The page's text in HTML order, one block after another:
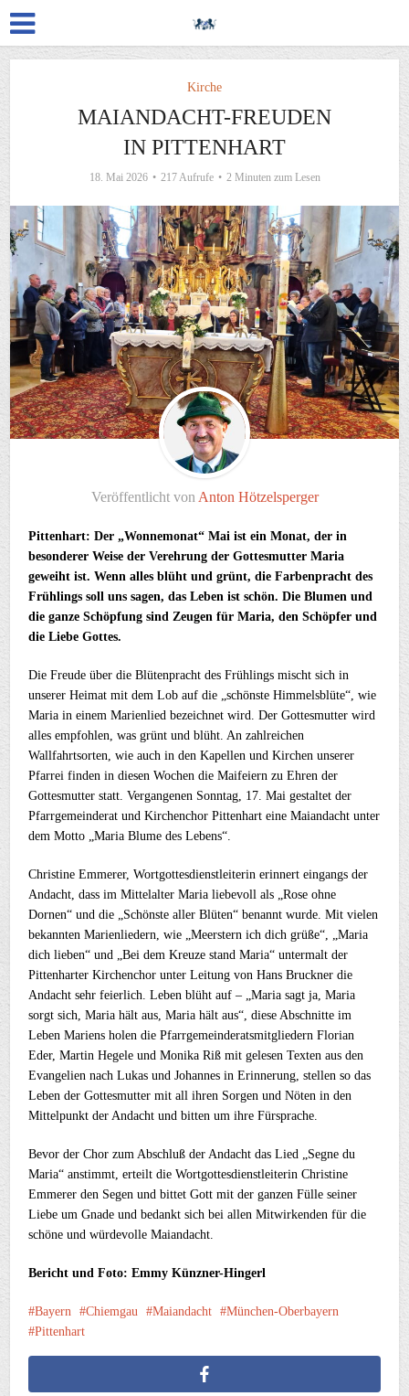
Kirche
MAIANDACHT-FREUDEN
IN PITTENHART
18. Mai 2026 217 Aufrufe 2 Minuten zum Lesen
Veröffentlicht vonAnton Hötzelsperger
Pittenhart: Der „Wonnemonat“ Mai ist ein Monat, der in
besonderer Weise der Verehrung der Gottesmutter Maria
geweiht ist. Wenn alles blüht und grünt, die Farbenpracht des
Frühlings soll uns sagen, das Leben ist schön. Die Blumen und
die ganze Schöpfung sind Zeugen für Maria, den Schöpfer und
die Liebe Gottes.
Die Freude über die Blütenpracht des Frühlings mischt sich in
unserer Heimat mit dem Lob auf die „schönste Himmelsblüte“, wie
Maria in einem Marienlied bezeichnet wird. Der Gottesmutter wird
alles empfohlen, was grünt und blüht. An zahlreichen
Wallfahrtsorten, wie auch in den Kapellen und Kirchen unserer
Pfarrei finden in diesen Wochen die Maifeiern zu Ehren der
Gottesmutter statt. Vergangenen Sonntag, 17. Mai gestaltet der
Pfarrgemeinderat und Kirchenchor Pittenhart eine Maiandacht unter
dem Motto „Maria Blume des Lebens“.
Christine Emmerer, Wortgottesdienstleiterin erinnert eingangs der
Andacht, dass im Mittelalter Maria liebevoll als „Rose ohne
Dornen“ und die „Schönste aller Blüten“ benannt wurde. Mit vielen
bekannten Marienliedern, wie „Meerstern ich dich grüße“, „Maria
dich lieben“ und „Bei dem Kreuze stand Maria“ untermalt der
Pittenharter Kirchenchor unter Leitung von Hans Bruckner die
Andacht sehr feierlich. Leben blüht auf – „Maria sagt ja, Maria
sorgt sich, Maria hält aus, Maria hält aus“, diese Abschnitte im
Leben Mariens holen die Pfarrgemeinderatsmitgliedern Florian
Eder, Martin Hegele und Monika Riß mit gelesen Texten aus den
Evangelien nach Lukas und Johannes in Erinnerung, stellen so das
Leben der Gottesmutter mit all ihren Sorgen und Nöten in den
Mittelpunkt der Andacht und bitten um ihre Fürsprache.
Bevor der Chor zum Abschluß der Andacht das Lied „Segne du
Maria“ anstimmt, erteilt die Wortgottesdienstleiterin Christine
Emmerer den Segen und bittet Gott mit der ganzen Fülle seiner
Liebe um Gnade und bedankt sich bei allen Mitwirkenden für die
schöne und würdevolle Maiandacht.
Bericht und Foto: Emmy Künzner-Hingerl
Bayern Chiemgau Maiandacht
München-Oberbayern
Pittenhart